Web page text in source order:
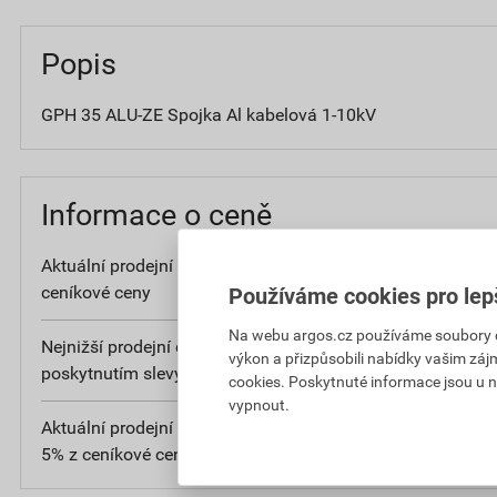
Popis
GPH 35 ALU-ZE Spojka Al kabelová 1-10kV
Informace o ceně
Aktuální prodejní cena po slevě 5% z
ceníkové ceny
bez
Nejnižší prodejní cena v době 30 dnů před
poskytnutím slevy
2
bez
Aktuální prodejní porovnávací cena po slevě
5% z ceníkové ceny
Používáme cookies pro
Na webu argos.cz používáme
výkon a přizpůsobili nabídky vašim
cookies. Poskytnuté informace jsou u
vypnout.